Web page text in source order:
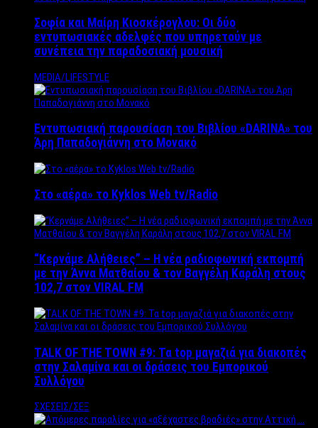
Σοφία και Μαίρη Κιοσκέρογλου: Οι δύο
εντυπωσιακές αδελφές που υπηρετούν με
συνέπεια την παραδοσιακή μουσική
MEDIA/LIFESTYLE
Εντυπωσιακή παρουσίαση του Βιβλίου «DARINA» του
Άρη Παπαδογιάννη στο Μονακό
Στο «αέρα» το Kyklos Web tv/Radio
“Kερνάμε Αλήθειες” – Η νέα ραδιοφωνική εκπομπή
με την Άννα Ματθαίου & τον Βαγγέλη Καράλη στους
102,7 στον VIRAL FM
TALK OF THE TOWN #9: Τα top μαγαζιά για διακοπές
στην Σαλαμίνα και οι δράσεις του Εμπορικού
Συλλόγου
ΣΧΕΣΕΙΣ/ΣΕΞ